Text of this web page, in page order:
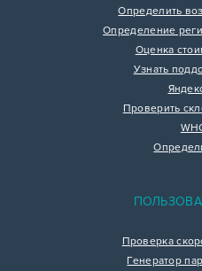
Определить
Определение
Оценка
Узнать
Проверить
Проверка
Генератор